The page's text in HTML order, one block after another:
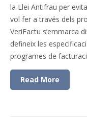
la Llei Antifrau per
vol fer a través dels
VeriFactu s’emmarca
defineix les
programes de
Read More